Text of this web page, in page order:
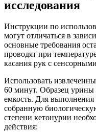
исследования
Инструкции по
могут отличаться в
основные требования
проводят при
касания рук с
Использовать
60 минут. Образец
емкость. Для выполнения
собранную
степени кетонурии
действия: